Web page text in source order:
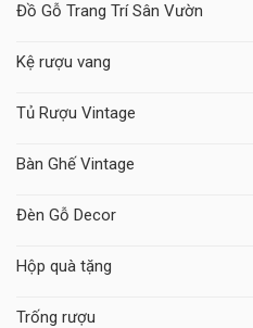
Đồ Gỗ Trang Trí Sân Vườn
Kệ rượu vang
Tủ Rượu Vintage
Bàn Ghế Vintage
Đèn Gỗ Decor
Hộp quà tặng
Trống rượu